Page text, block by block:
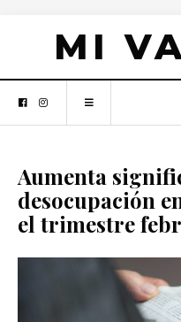
MI
Aumenta
desocupación
el trimestre